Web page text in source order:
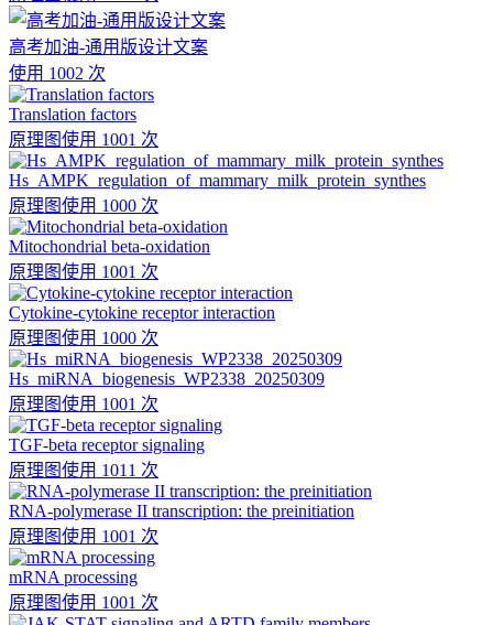
高考加油-通用版设计文案
使用 1002 次
Translation factors
原理图使用 1001 次
Hs_AMPK_regulation_of_mammary_milk_protein_synthes
原理图使用 1000 次
Mitochondrial beta-oxidation
原理图使用 1001 次
Cytokine-cytokine receptor interaction
原理图使用 1000 次
Hs_miRNA_biogenesis_WP2338_20250309
原理图使用 1001 次
TGF-beta receptor signaling
原理图使用 1011 次
RNA-polymerase II transcription: the preinitiation
原理图使用 1001 次
mRNA processing
原理图使用 1001 次